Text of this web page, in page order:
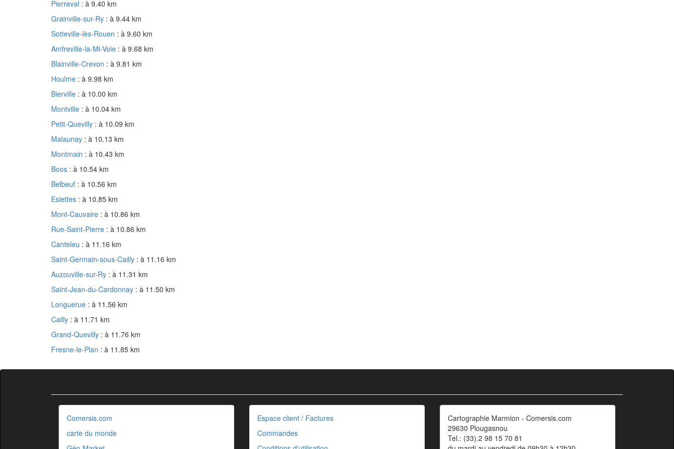
Pierreval : à 9.40 km
Grainville-sur-Ry : à 9.44 km
Sotteville-lès-Rouen : à 9.60 km
Amfreville-la-Mi-Voie : à 9.68 km
Blainville-Crevon : à 9.81 km
Houlme : à 9.98 km
Bierville : à 10.00 km
Montville : à 10.04 km
Petit-Quevilly : à 10.09 km
Malaunay : à 10.13 km
Montmain : à 10.43 km
Boos : à 10.54 km
Belbeuf : à 10.56 km
Eslettes : à 10.85 km
Mont-Cauvaire : à 10.86 km
Rue-Saint-Pierre : à 10.86 km
Canteleu : à 11.16 km
Saint-Germain-sous-Cailly : à 11.16 km
Auzouville-sur-Ry : à 11.31 km
Saint-Jean-du-Cardonnay : à 11.50 km
Longuerue : à 11.56 km
Cailly : à 11.71 km
Grand-Quevilly : à 11.76 km
Fresne-le-Plan : à 11.85 km
Comersis.com
carte du monde
Espace client / Factures
Commandes
Cartographie Marmion - Comersis.com
29630 Plougasnou
Tel.: (33).2 98 15 70 81